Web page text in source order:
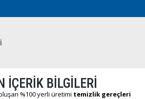
İÇERİK BİLGİLERİ
%100 yerli üretimi temizlik gereçleri